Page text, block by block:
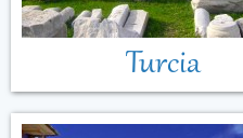
Turcia